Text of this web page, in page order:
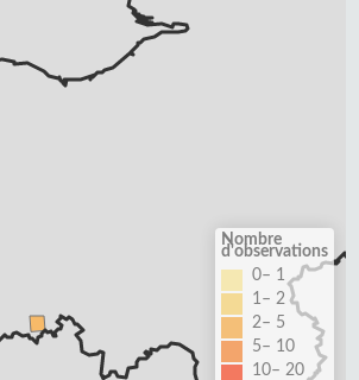
Nombre
d'observations
0– 1
1– 2
2– 5
5– 10
10– 20